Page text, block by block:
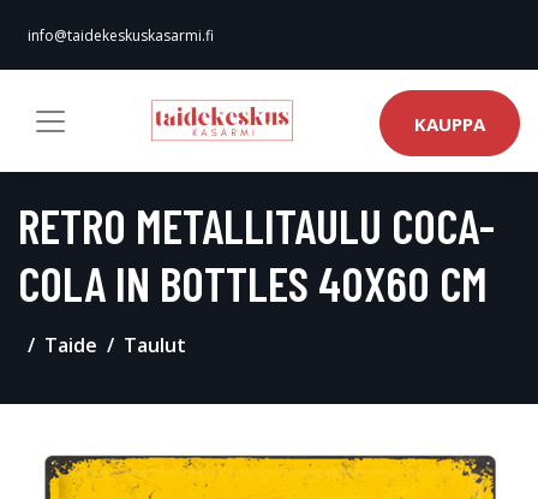
info@taidekeskuskasarmi.fi
KAUPPA
RETRO METALLITAULU COCA-
COLA IN BOTTLES 40X60 CM
Taide Taulut